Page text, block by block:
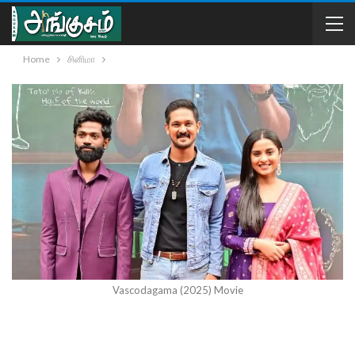
Home சினிமா
Vascodagama (2025) Movie